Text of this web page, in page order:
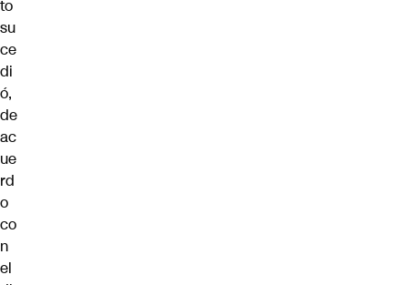
to
su
ce
di
ó,
de
ac
ue
rd
o
co
n
el